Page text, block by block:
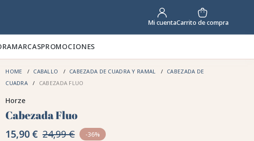
Mi cuentaCarrito de compra
MARCASPROMOCIONES
HOME CABALLO CABEZADA DE CUADRA Y RAMAL
CABEZADA DE
CUADRA
CABEZADA FLUO
Horze
Cabezada Fluo
15,90 € 24,99 € -36%